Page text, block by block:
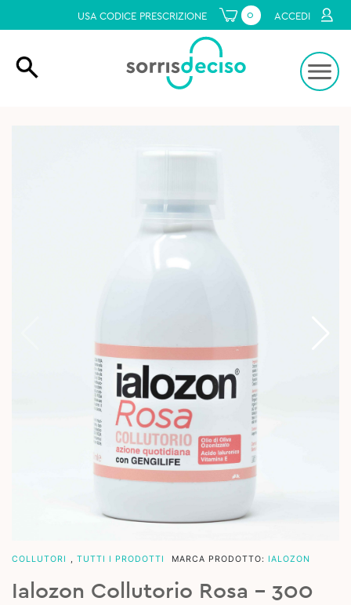
USA CODICE PRESCRIZIONE 0 ACCEDI
COLLUTORI , TUTTI I PRODOTTI MARCA PRODOTTO: IALOZON
Ialozon Collutorio Rosa – 300